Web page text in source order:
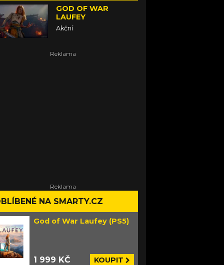
GOD OF WAR
LAUFEY
Akční
NA SMARTY.CZ
God of War Laufey (PS5)
1 999 KČ KOUPIT